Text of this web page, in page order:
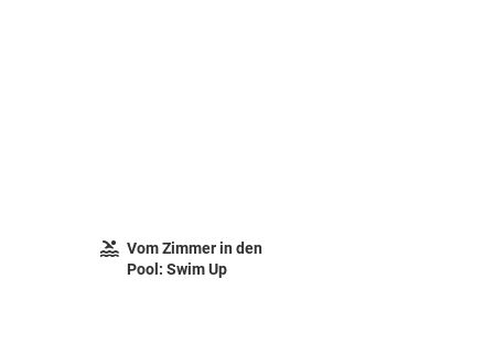
Vom Zimmer in den
Pool: Swim Up